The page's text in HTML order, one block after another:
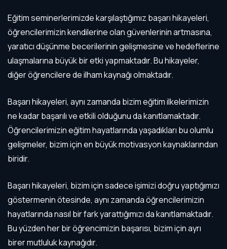
Eğitim seminerlerimizde karşılaştığımız başarı hikayeleri,
öğrencilerimizin kendilerine olan güvenlerinin artmasına,
yaratıcı düşünme becerilerinin gelişmesine ve hedeflerine
ulaşmalarına büyük bir etki yapmaktadır. Bu hikayeler,
diğer öğrencilere de ilham kaynağı olmaktadır.
Başarı hikayeleri, aynı zamanda bizim eğitim ilkelerimizin
ne kadar başarılı ve etkili olduğunu da kanıtlamaktadır.
Öğrencilerimizin eğitim hayatlarında yaşadıkları bu olumlu
gelişmeler, bizim için en büyük motivasyon kaynaklarından
biridir.
Başarı hikayeleri, bizim için sadece işimizi doğru yaptığımızı
göstermenin ötesinde, aynı zamanda öğrencilerimizin
hayatlarında nasıl bir fark yarattığımızı da kanıtlamaktadır.
Bu yüzden her bir öğrencimizin başarısı, bizim için ayrı
birer mutluluk kaynağıdır.